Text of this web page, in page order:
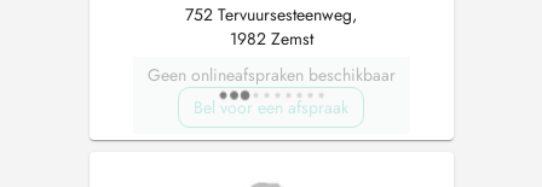
752 Tervuursesteenweg,
1982 Zemst
Geen onlineafspraken beschikbaar
Bel voor een afspraak